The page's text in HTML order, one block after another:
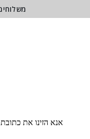
אנא הזינו את